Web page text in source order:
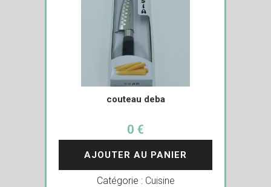
couteau deba
0 €
AJOUTER AU PANIER
Catégorie : Cuisine